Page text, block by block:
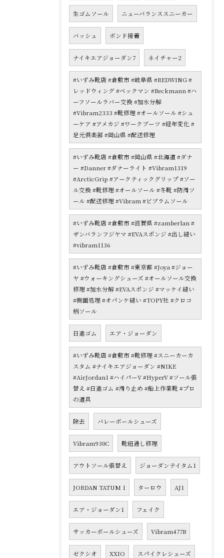
生ゴムソール ニューバランススニーカー
バッシュ ボンド接着
ナイキエアジョーダン7 ネイチャー2
#いずみ靴店 #倉敷市 #岐阜県 #REDWING #
レッドウィング #ベックマン #Beckmann #ハ
ーフソールラバー交換 #加水分解
#Vibram2333 #靴修理 #オールソール #シュ
ーケア #アメカジ #ワークブーツ #経年変化 #
足元倶楽部 #岡山県 #配送修理
#いずみ靴店 #倉敷市 #岡山県 #北海道 #ダナ
ー #Danner #ダナーライト #Vibram1319
#ArcticGrip #アークティックグリップ #ソー
ル交換 #靴修理 #オールソール #冬靴 #防滑ソ
ール #配送修理 #Vibram #ビブラムソール
#いずみ靴店 #倉敷市 #滋賀県 #zamberlan #
ザンバランフジヤマ #EVAスポンジ #出し縫い
#vibram1136
#いずみ靴店 #倉敷市 #東京都 #Joya #ジョー
ヤ #ウォーキングシューズ #オールソール交換
修理 #加水分解 #EVAスポンジ #マッケイ縫い
#側面処理 #オパンケ縫い #TOPY社 #クロコ
柄ソール
日進ゴム エア・ジョーダン
#いずみ靴店 #倉敷市 #靴修理 #スニーカーカ
スタム #ナイキエアジョーダン #NIKE
#AirJordan1 #ハイパーV #HyperV #ソール張
替え #日進ゴム #滑り止め #船上作業靴 #プロ
の道具
除去 バレーボールシューズ
Vibram930C 靴紐通し修理
アウトソール張替え ジョーダンテイタム1
JORDAN TATUM 1 ターロウ AJ1
エア・ジョーダン1 フェイク
サッカーボールシューズ Vibram477B
ゼクシオ XXIO スパイクレシューズ